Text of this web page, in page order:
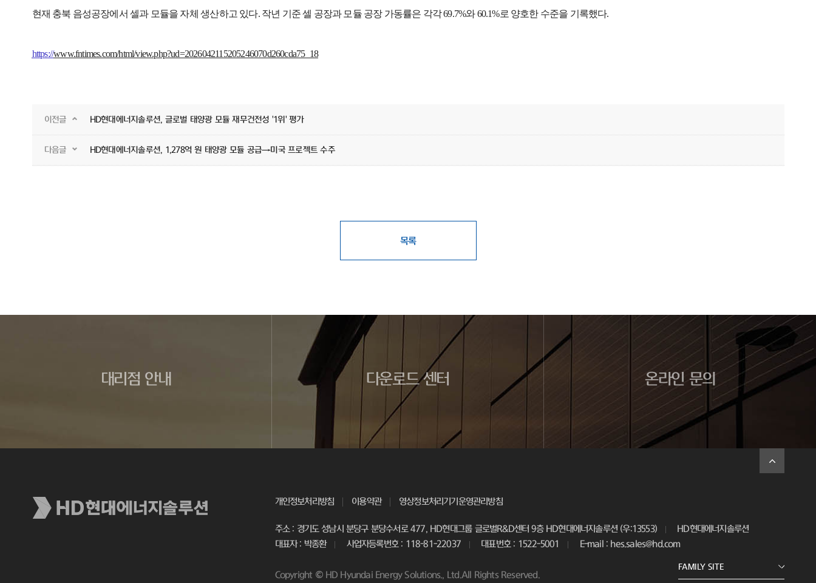
현재 충북 음성공장에서 셀과 모듈을 자체 생산하고 있다. 작년 기준 셀 공장과 모듈 공장 가동률은 각각 69.7%와 60.1%로 양호한 수준을 기록했다.
https://www.fntimes.com/html/view.php?ud=2026042115205246070d260cda75_18
이전글 HD현대에너지솔루션, 글로벌 태양광 모듈 재무건전성 '1위' 평가
다음글 HD현대에너지솔루션, 1,278억 원 태양광 모듈 공급→미국 프로젝트 수주
목록
대리점 안내 다운로드 센터 온라인 문의
개인정보처리방침 이용약관 영상정보처리기기운영관리방침
주소 : 경기도 성남시 분당구 분당수서로 477, HD현대그룹 글로벌R&D센터 9층 HD현대에너지솔루션 (우:13553)
HD현대에너지솔루션
대표자 : 박종환
사업자등록번호 : 118-81-22037 대표번호 : 1522-5001 E-mail : hes.sales@hd.com
Copyright © HD Hyundai Energy Solutions., Ltd.All Rights Reserved.